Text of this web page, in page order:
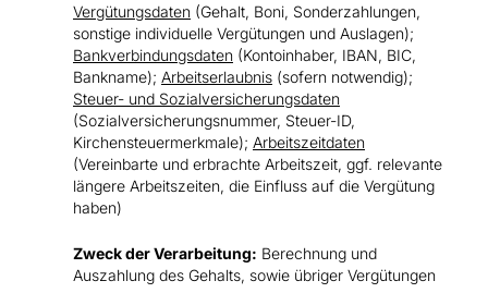
Vergütungsdaten (Gehalt, Boni, Sonderzahlungen,
sonstige individuelle Vergütungen und Auslagen);
Bankverbindungsdaten (Kontoinhaber, IBAN, BIC,
Bankname); Arbeitserlaubnis (sofern notwendig);
Steuer- und Sozialversicherungsdaten
(Sozialversicherungsnummer, Steuer-ID,
Kirchensteuermerkmale); Arbeitszeitdaten
(Vereinbarte und erbrachte Arbeitszeit, ggf. relevante
längere Arbeitszeiten, die Einfluss auf die Vergütung
haben)
Zweck der Verarbeitung: Berechnung und
Auszahlung des Gehalts, sowie übriger Vergütungen